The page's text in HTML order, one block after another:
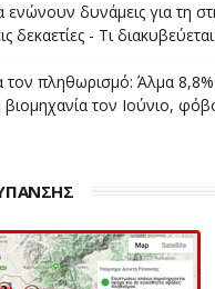
ενώνουν δυνάμεις για τη
δεκαετίες - Τι
τον πληθωρισμό: Άλμα 8,8%
τον Ιούνιο,